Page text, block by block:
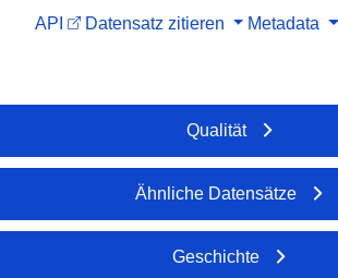
API Datensatz zitieren Metadata
Qualität
Ähnliche Datensätze
Geschichte